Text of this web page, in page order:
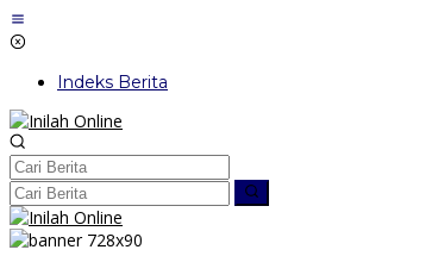
Lewati
ke
Indeks Berita